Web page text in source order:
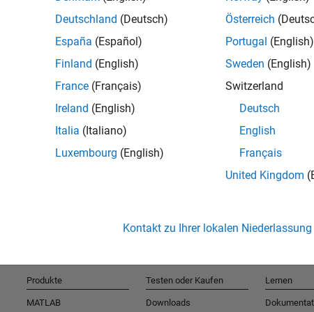
Deutschland (Deutsch)
España (Español)
Finland (English)
France (Français)
Ireland (English)
Italia (Italiano)
Luxembourg (English)
Österreich
Portugal (English)
Sweden (English)
Switzerland
Deutsch
English
Français
United Kingdom
Kontakt zu Ihrer lokalen Niederlassung
Produkte
MATLAB
Testen oder Kaufen
Downloads
Lernen